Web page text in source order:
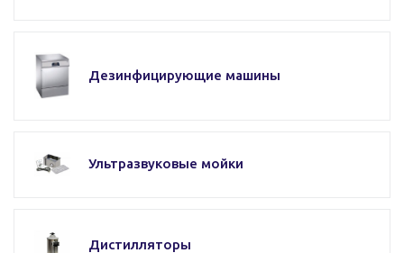
Дезинфицирующие машины
Ультразвуковые мойки
Дистилляторы